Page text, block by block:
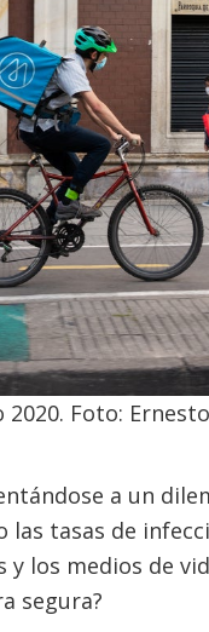
Foto:
a un
las tasas de
los medios de
segura?